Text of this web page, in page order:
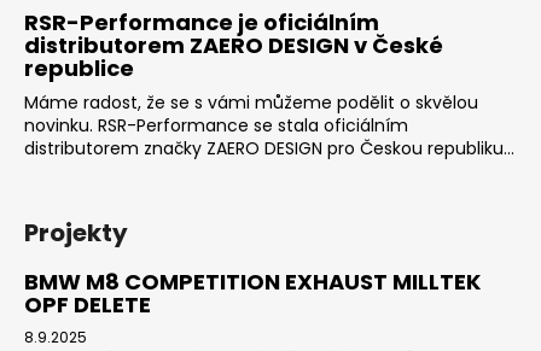
RSR-Performance je oficiálním
distributorem ZAERO DESIGN v České
republice
Máme radost, že se s vámi můžeme podělit o skvělou
novinku. RSR-Performance se stala oficiálním
distributorem značky ZAERO DESIGN pro Českou republiku...
Projekty
BMW M8 COMPETITION EXHAUST MILLTEK
OPF DELETE
8.9.2025